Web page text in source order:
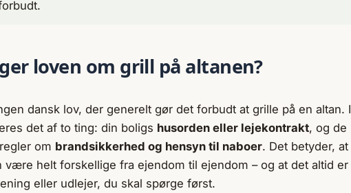
loven om grill på altanen?
dansk lov, der generelt gør det forbudt at grille på en altan. I
det af to ting: din boligs husorden eller lejekontrakt, og de
om brandsikkerhed og hensyn til naboer. Det betyder, at
være helt forskellige fra ejendom til ejendom – og at det altid er
eller udlejer, du skal spørge først.